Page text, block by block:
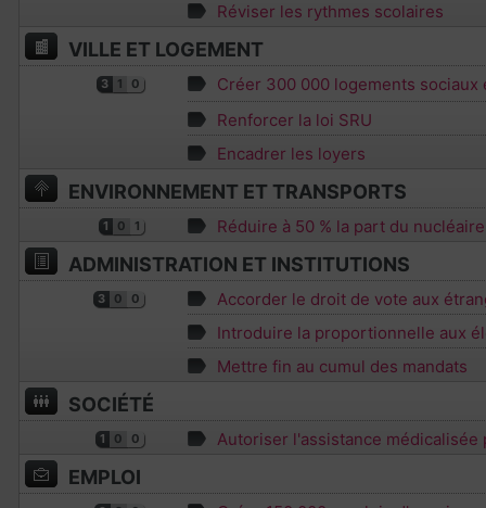
Réviser les rythmes scolaires
VILLE ET LOGEMENT
3 1 0
Créer 300 000 logements sociaux
Renforcer la loi SRU
Encadrer les loyers
ENVIRONNEMENT ET TRANSPORTS
1 0 1 Réduire à 50 % la part du
ADMINISTRATION ET INSTITUTIONS
3 0 0
Accorder le droit de vote aux
Introduire la proportionnelle aux
Mettre fin au cumul des mandats
SOCIÉTÉ
1 0 0 Autoriser l'assistance médicalisée
EMPLOI